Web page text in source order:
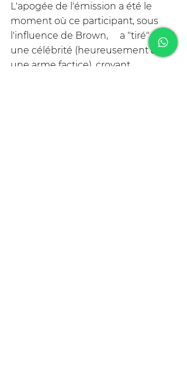
L'apogée de l'émission a été le
moment où ce participant, sous
l'influence de Brown,     a "tiré" sur
une célébrité (heureusement avec
une arme factice), croyant